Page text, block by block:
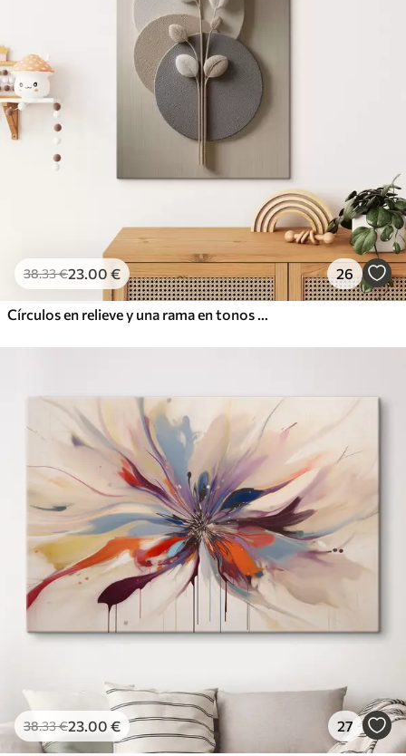
38.33€23.00 € 26
Círculos en relieve y una rama en tonos neutros cálidos
38.33€23.00 € 27